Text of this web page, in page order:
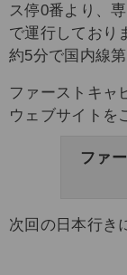
ス停0番より、
で運行しており
約5分で国内線
ファーストキャ
ウェブサイトを
ファ
次回の日本行き